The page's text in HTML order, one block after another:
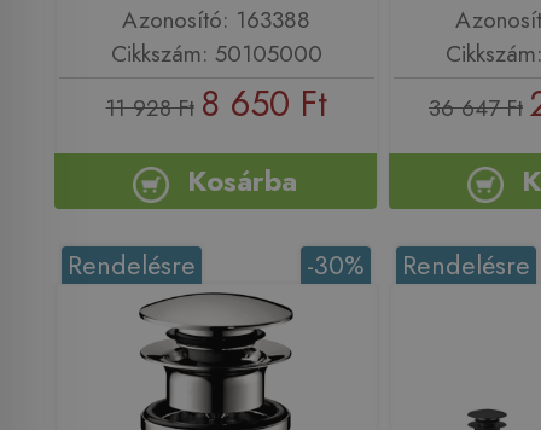
Azonosító: 163388
Cikkszám: 50105000
11 928 Ft 8 650 Ft
Kosárba
36 647 Ft
-30%
Rendelésre Rendelésre